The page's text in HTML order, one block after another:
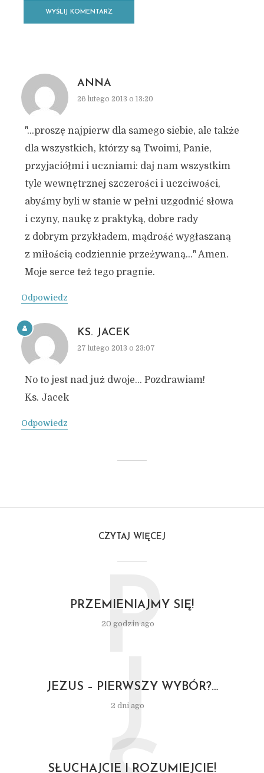
ANNA
26 lutego 2013 o 13:20
"…proszę najpierw dla samego siebie, ale także
dla wszystkich, którzy są Twoimi, Panie,
przyjaciółmi i uczniami: daj nam wszystkim
tyle wewnętrznej szczerości i uczciwości,
abyśmy byli w stanie w pełni uzgodnić słowa
i czyny, naukę z praktyką, dobre rady
z dobrym przykładem, mądrość wygłaszaną
z miłością codziennie przeżywaną…" Amen.
Moje serce też tego pragnie.
Odpowiedz
KS. JACEK
27 lutego 2013 o 23:07
No to jest nad już dwoje… Pozdrawiam!
Ks. Jacek
Odpowiedz
CZYTAJ WIĘCEJ
PRZEMIENIAJMY SIĘ!
20 godzin ago
P
JEZUS – PIERWSZY WYBÓR?…
2 dni ago
J
SŁUCHAJCIE I ROZUMIEJCIE!